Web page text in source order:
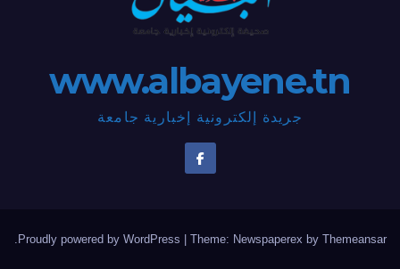
www.albayene.tn
جريدة إلكترونية إخبارية جامعة
Proudly powered by WordPress Theme: Newspaperex by Themeansar
.